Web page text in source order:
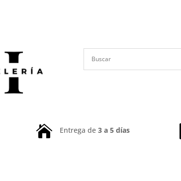
 Entrega de3 a 5 días